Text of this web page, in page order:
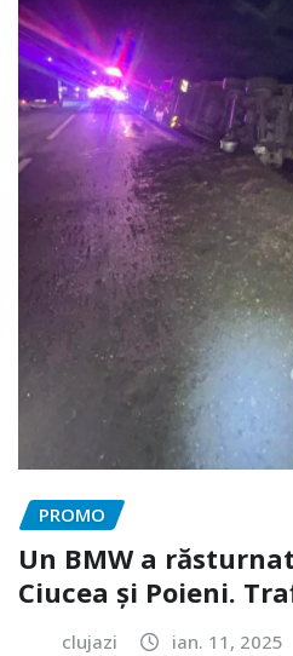
PROMO
Un BMW a
Ciucea și Poieni.
clujazi ian. 11, 2025